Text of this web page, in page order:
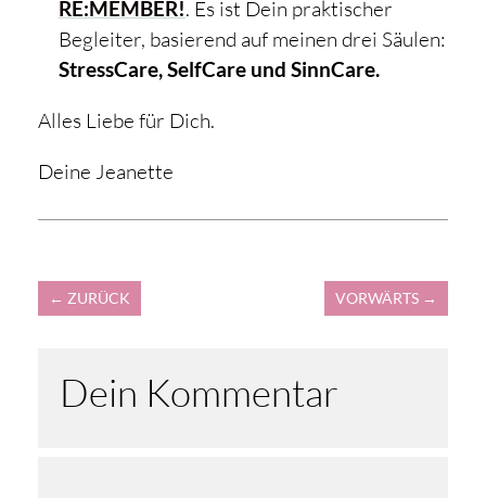
RE:MEMBER!. Es ist Dein praktischer
Begleiter, basierend auf meinen drei Säulen:
StressCare, SelfCare und SinnCare.
Alles Liebe für Dich.
Deine Jeanette
← ZURÜCK VORWÄRTS →
Dein Kommentar